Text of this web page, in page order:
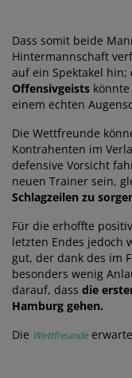
Dass somit beide
Hintermannschaft
auf ein Spektakel hin;
Offensivgeists
einem echten
Die Wettfreunde
Kontrahenten im
defensive Vorsicht
neuen Trainer sein,
Schlagzeilen zu
Für die erhoffte
letzten Endes jedoch
gut, der dank des im
besonders wenig
darauf, dass die
Hamburg gehen.
Die Wettfreunde